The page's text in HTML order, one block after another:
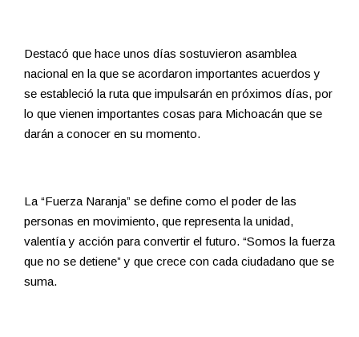
Destacó que hace unos días sostuvieron asamblea
nacional en la que se acordaron importantes acuerdos y
se estableció la ruta que impulsarán en próximos días, por
lo que vienen importantes cosas para Michoacán que se
darán a conocer en su momento.
La “Fuerza Naranja” se define como el poder de las
personas en movimiento, que representa la unidad,
valentía y acción para convertir el futuro. “Somos la fuerza
que no se detiene” y que crece con cada ciudadano que se
suma.